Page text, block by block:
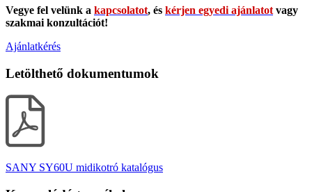
Vegye fel velünk a kapcsolatot, és kérjen egyedi ajánlatot vagy
szakmai konzultációt!
Ajánlatkérés
Letölthető dokumentumok
SANY SY60U midikotró katalógus